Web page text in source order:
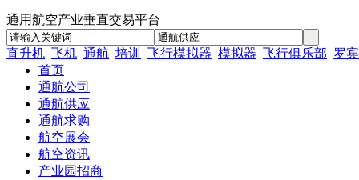
通用航空产业垂直交易平台
直升机 飞机 通航 培训 飞行模拟器 模拟器 飞行俱乐部 罗
首页
通航公司
通航供应
通航求购
航空展会
航空资讯
产业园招商